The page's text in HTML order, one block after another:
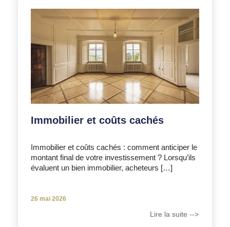
Immobilier et coûts cachés
Immobilier et coûts cachés : comment anticiper le
montant final de votre investissement ? Lorsqu’ils
évaluent un bien immobilier, acheteurs […]
26 mai 2026
Lire la suite -->